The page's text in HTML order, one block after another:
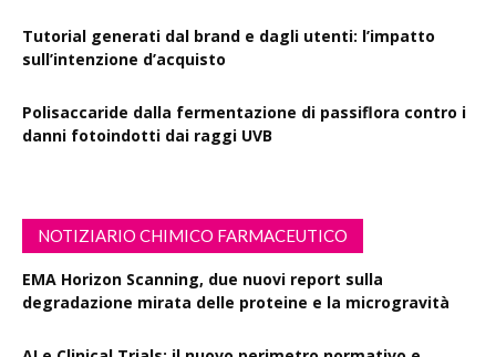
Tutorial generati dal brand e dagli utenti: l’impatto
sull’intenzione d’acquisto
Polisaccaride dalla fermentazione di passiflora contro i
danni fotoindotti dai raggi UVB
NOTIZIARIO CHIMICO FARMACEUTICO
EMA Horizon Scanning, due nuovi report sulla
degradazione mirata delle proteine e la microgravità